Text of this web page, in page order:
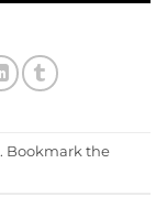
. Bookmark the